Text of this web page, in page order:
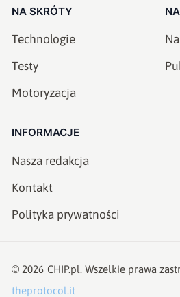
NA SKRÓTY
Technologie
Testy
Motoryzacja
INFORMACJE
Nasza redakcja
Kontakt
Polityka prywatności
© 2026 CHIP.pl. Wszelkie prawa
theprotocol.it